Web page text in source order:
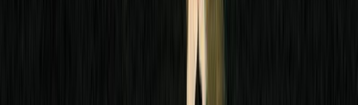
παρουσιάζονται με τρόπο σχεδόν απτό. Ο Manuel Vilas δημιουργεί
έναν στοχασμό για το πώς, εν μέσω μιας παγκόσμιας κρίσης, δύο
άνθρωποι προσπαθούν να βρουν το νόημα εκεί που φαινομενικά